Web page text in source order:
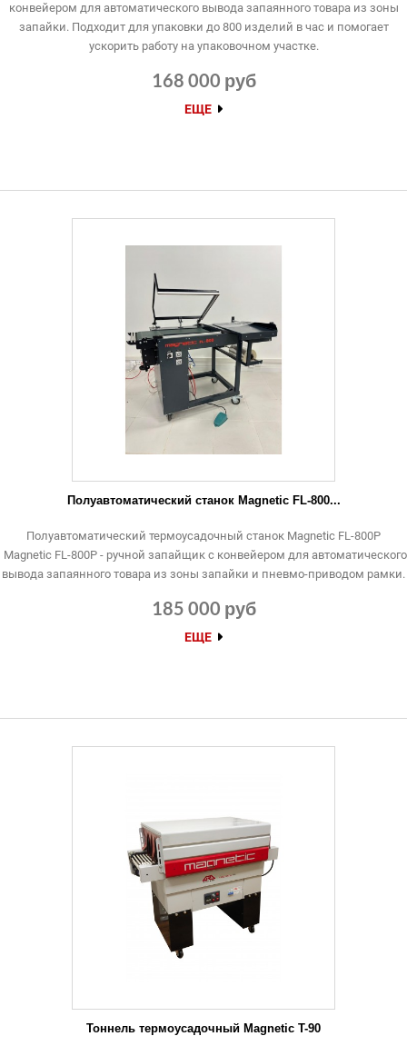
конвейером для автоматического вывода запаянного товара из зоны
запайки. Подходит для упаковки до 800 изделий в час и помогает
ускорить работу на упаковочном участке.
168 000 руб
ЕЩЕ
Полуавтоматический станок Magnetic FL-800...
Полуавтоматический термоусадочный станок Magnetic FL-800P
Magnetic FL-800P - ручной запайщик с конвейером для автоматического
вывода запаянного товара из зоны запайки и пневмо-приводом рамки.
185 000 руб
ЕЩЕ
Тоннель термоусадочный Magnetic T-90